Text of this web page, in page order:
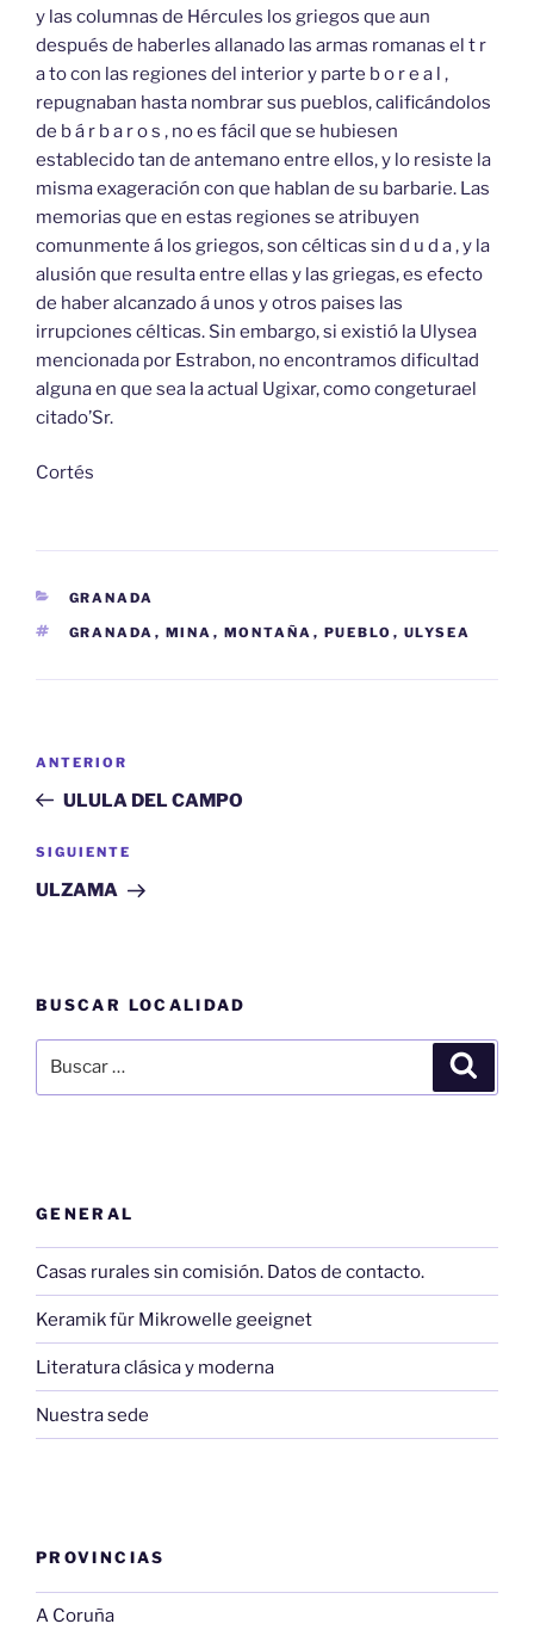
y las columnas de Hércules los griegos que aun
después de haberles allanado las armas romanas el t r
a to con las regiones del interior y parte b o r e a l ,
repugnaban hasta nombrar sus pueblos, calificándolos
de b á r b a r o s , no es fácil que se hubiesen
establecido tan de antemano entre ellos, y lo resiste la
misma exageración con que hablan de su barbarie. Las
memorias que en estas regiones se atribuyen
comunmente á los griegos, son célticas sin d u d a , y la
alusión que resulta entre ellas y las griegas, es efecto
de haber alcanzado á unos y otros paises las
irrupciones célticas. Sin embargo, si existió la Ulysea
mencionada por Estrabon, no encontramos dificultad
alguna en que sea la actual Ugixar, como congeturael
citado’Sr.
Cortés
CATEGORÍAS
GRANADA
ETIQUETAS
GRANADA , MINA , MONTAÑA , PUEBLO , ULYSEA
entradas
Entrada
anterior:
ANTERIOR
ULULA DEL CAMPO
Siguiente
entrada
SIGUIENTE
ULZAMA
BUSCAR LOCALIDAD
por:
GENERAL
Casas rurales sin comisión. Datos de contacto.
Keramik für Mikrowelle geeignet
Literatura clásica y moderna
Nuestra sede
PROVINCIAS
A Coruña